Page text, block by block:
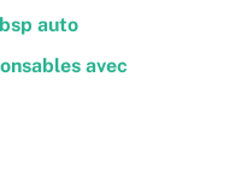
auto
avec